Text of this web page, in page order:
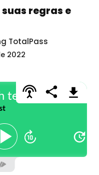
regras e
TotalPass
2022